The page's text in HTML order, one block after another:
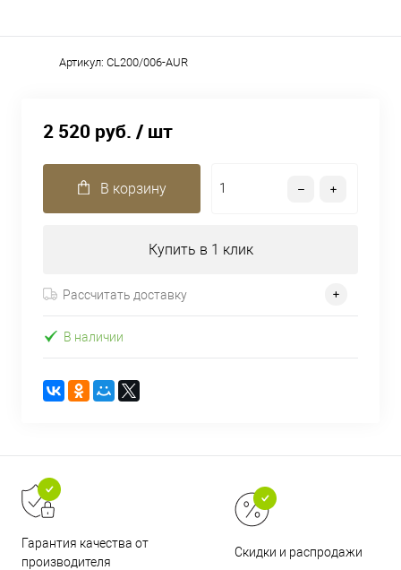
Артикул: CL200/006-AUR
2 520 руб. / шт
В корзину
Купить в 1 клик
Рассчитать доставку
В наличии
Гарантия качества от
производителя
Скидки и распродажи